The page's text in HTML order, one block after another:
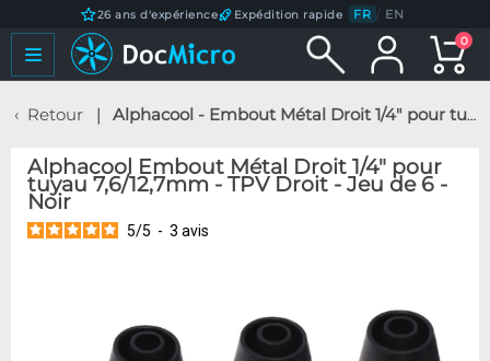
26 ans d'expérience Expédition rapide FR / EN
0
Retour Alphacool - Embout Métal Droit 1/4" pour tuyau 7,6/12,7mm - TPV Droit - Jeu de 6 - Noir
Alphacool Embout Métal Droit 1/4" pour
tuyau 7,6/12,7mm - TPV Droit - Jeu de 6 -
Noir
5/5 - 3 avis